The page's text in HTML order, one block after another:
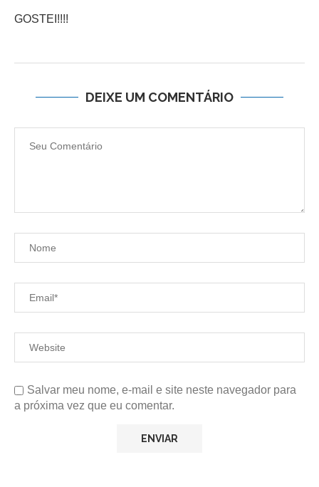
GOSTEI!!!!
DEIXE UM COMENTÁRIO
Salvar meu nome, e-mail e site neste navegador para
a próxima vez que eu comentar.